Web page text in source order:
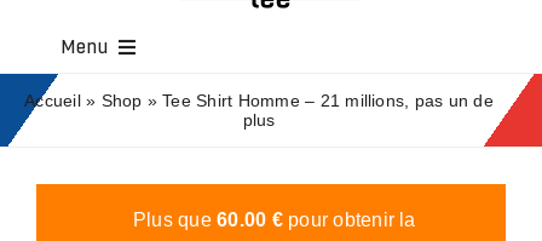
Menu
Tee Shirt Homme
Accueil» Shop »Tee Shirt Homme – 21 millions, pas un de
plus
Plus que60.00 €pour obtenir la